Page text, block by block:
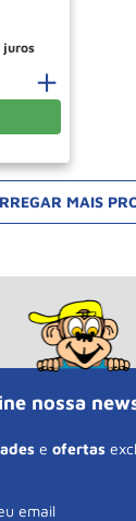
＋
nossa
e ofertas